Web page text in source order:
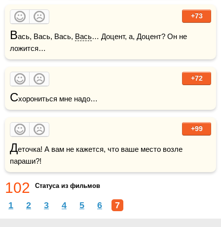
+73
Вась, Вась, Вась, Вась… Доцент, а, Доцент? Он не
ложится…
+72
Схорониться мне надо…
+99
Деточка! А вам не кажется, что ваше место возле
параши?!
102 Статуса из фильмов
1 2 3 4 5 6 7